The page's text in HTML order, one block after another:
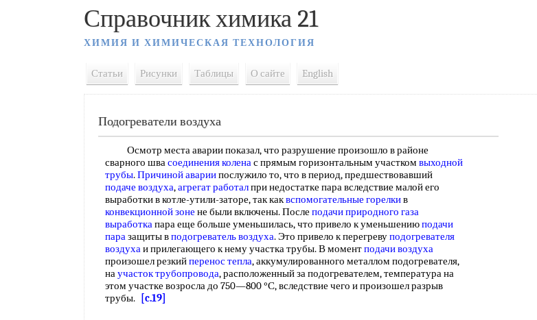
Справочник химика 21
ХИМИЯ И ХИМИЧЕСКАЯ ТЕХНОЛОГИЯ
Статьи Рисунки Таблицы О сайте English
Подогреватели воздуха
Осмотр места аварии показал, что разрушение произошло в районе
сварного швасоединения коленас прямым горизонтальным участком выходной
трубы.Причиной авариипослужило то, что в период, предшествовавший
подаче воздуха,агрегат работалпри недостатке пара вследствие малой его
выработки в котле-утили-заторе, так каквспомогательные горелкив
конвекционной зоне не были включены. После подачи природного газа
выработкапара еще больше уменьшилась, что привело к уменьшениюподачи
паразащиты вподогреватель воздуха. Это привело к перегревуподогревателя
воздухаи прилегающего к нему участка трубы. В моментподачи воздуха
произошел резкийперенос тепла, аккумулированного металлом подогревателя,
научасток трубопровода, расположенный за подогревателем, температура на
этом участке возросла до 750—800 °С, вследствие чего и произошел разрыв
трубы.
[c.19]